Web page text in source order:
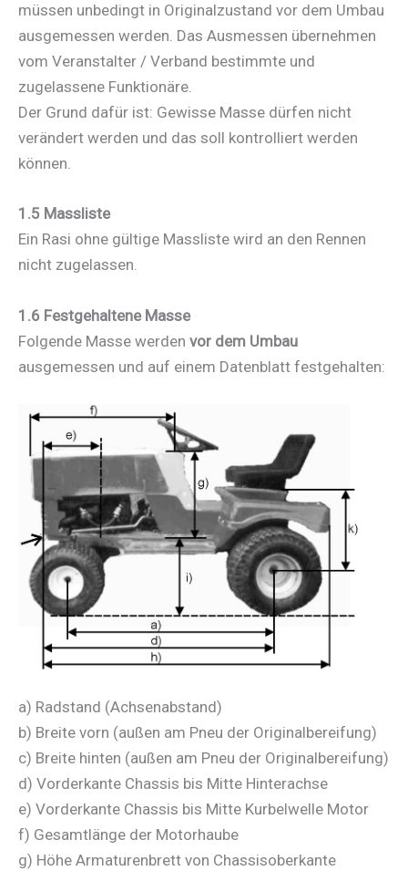
müssen unbedingt in Originalzustand vor dem Umbau
ausgemessen werden. Das Ausmessen übernehmen
vom Veranstalter / Verband bestimmte und
zugelassene Funktionäre.
Der Grund dafür ist: Gewisse Masse dürfen nicht
verändert werden und das soll kontrolliert werden
können.
1.5 Massliste
Ein Rasi ohne gültige Massliste wird an den Rennen
nicht zugelassen.
1.6 Festgehaltene Masse
Folgende Masse werden vor dem Umbau
ausgemessen und auf einem Datenblatt festgehalten:
a) Radstand (Achsenabstand)
b) Breite vorn (außen am Pneu der Originalbereifung)
c) Breite hinten (außen am Pneu der Originalbereifung)
d) Vorderkante Chassis bis Mitte Hinterachse
e) Vorderkante Chassis bis Mitte Kurbelwelle Motor
f) Gesamtlänge der Motorhaube
g) Höhe Armaturenbrett von Chassisoberkante